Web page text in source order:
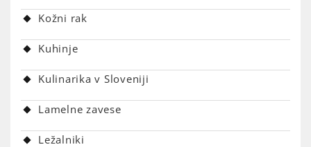
Kožni rak
Kuhinje
Kulinarika v Sloveniji
Lamelne zavese
Ležalniki